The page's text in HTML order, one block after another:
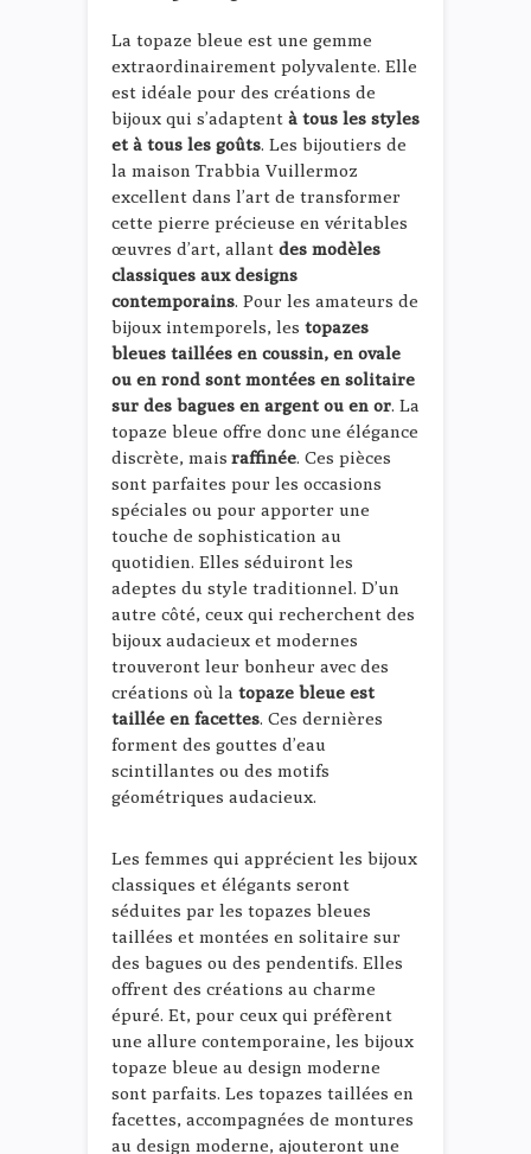
La topaze bleue est une gemme
extraordinairement polyvalente. Elle
est idéale pour des créations de
bijoux qui s’adaptent à tous les styles
et à tous les goûts. Les bijoutiers de
la maison Trabbia Vuillermoz
excellent dans l’art de transformer
cette pierre précieuse en véritables
œuvres d’art, allant des modèles
classiques aux designs
contemporains. Pour les amateurs de
bijoux intemporels, les topazes
bleues taillées en coussin, en ovale
ou en rond sont montées en solitaire
sur des bagues en argent ou en or. La
topaze bleue offre donc une élégance
discrète, mais raffinée. Ces pièces
sont parfaites pour les occasions
spéciales ou pour apporter une
touche de sophistication au
quotidien. Elles séduiront les
adeptes du style traditionnel. D’un
autre côté, ceux qui recherchent des
bijoux audacieux et modernes
trouveront leur bonheur avec des
créations où la topaze bleue est
taillée en facettes. Ces dernières
forment des gouttes d’eau
scintillantes ou des motifs
géométriques audacieux.
Les femmes qui apprécient les bijoux
classiques et élégants seront
séduites par les topazes bleues
taillées et montées en solitaire sur
des bagues ou des pendentifs. Elles
offrent des créations au charme
épuré. Et, pour ceux qui préfèrent
une allure contemporaine, les bijoux
topaze bleue au design moderne
sont parfaits. Les topazes taillées en
facettes, accompagnées de montures
au design moderne, ajouteront une